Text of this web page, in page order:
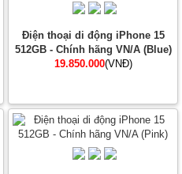
Điện thoại di động iPhone 15
512GB - Chính hãng VN/A (Blue)
19.850.000(VNĐ)